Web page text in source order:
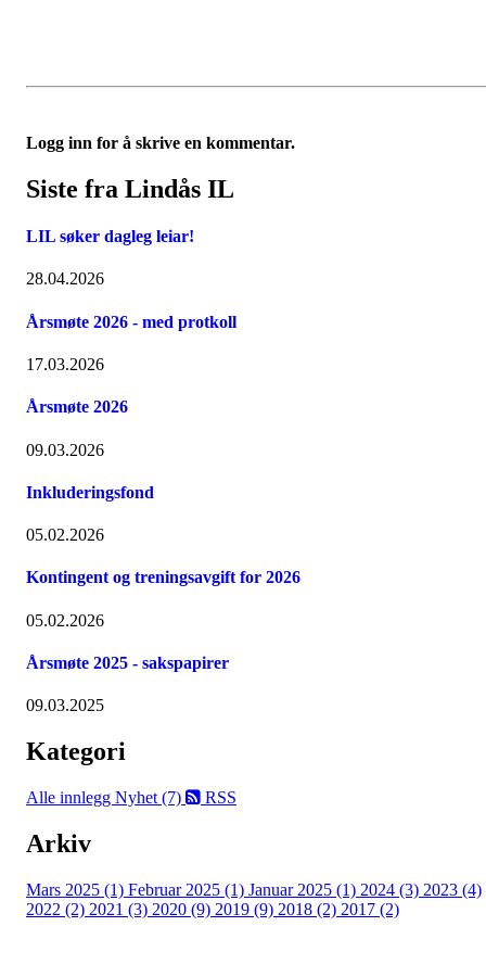
Logg inn for å skrive en kommentar.
Siste fra Lindås IL
LIL søker dagleg leiar!
28.04.2026
Årsmøte 2026 - med protkoll
17.03.2026
Årsmøte 2026
09.03.2026
Inkluderingsfond
05.02.2026
Kontingent og treningsavgift for 2026
05.02.2026
Årsmøte 2025 - sakspapirer
09.03.2025
Kategori
Alle innlegg Nyhet (7) RSS
Arkiv
Mars 2025 (1) Februar 2025 (1) Januar 2025 (1) 2024 (3) 2023 (4)
2022 (2) 2021 (3) 2020 (9) 2019 (9) 2018 (2) 2017 (2)